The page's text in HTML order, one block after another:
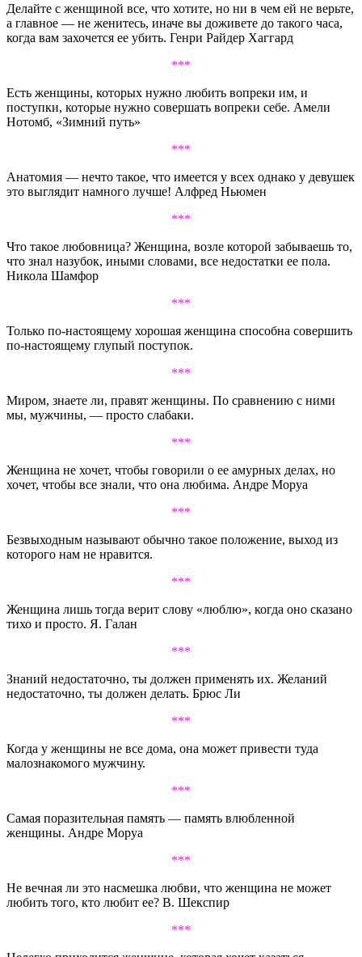
Делайте с женщиной все, что хотите, но ни в чем ей не верьте,
а главное — не женитесь, иначе вы доживете до такого часа,
когда вам захочется ее убить. Генри Райдер Хаггард
***
Есть женщины, которых нужно любить вопреки им, и
поступки, которые нужно совершать вопреки себе. Амели
Нотомб, «Зимний путь»
***
Анатомия — нечто такое, что имеется у всех однако у девушек
это выглядит намного лучше! Алфред Ньюмен
***
Что такое любовница? Женщина, возле которой забываешь то,
что знал назубок, иными словами, все недостатки ее пола.
Никола Шамфор
***
Только по-настоящему хорошая женщина способна совершить
по-настоящему глупый поступок.
***
Миром, знаете ли, правят женщины. По сравнению с ними
мы, мужчины, — просто слабаки.
***
Женщина не хочет, чтобы говорили о ее амурных делах, но
хочет, чтобы все знали, что она любима. Андре Моруа
***
Безвыходным называют обычно такое положение, выход из
которого нам не нравится.
***
Женщина лишь тогда верит слову «люблю», когда оно сказано
тихо и просто. Я. Галан
***
Знаний недостаточно, ты должен применять их. Желаний
недостаточно, ты должен делать. Брюс Ли
***
Когда у женщины не все дома, она может привести туда
малознакомого мужчину.
***
Самая поразительная память — память влюбленной
женщины. Андре Моруа
***
Не вечная ли это насмешка любви, что женщина не может
любить того, кто любит ее? В. Шекспир
***